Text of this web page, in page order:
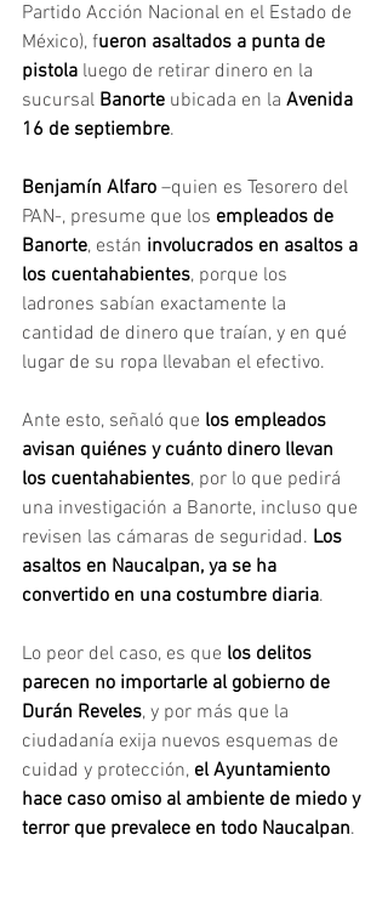
Partido Acción Nacional en el Estado de
México), fueron asaltados a punta de
pistola luego de retirar dinero en la
sucursal Banorte ubicada en la Avenida
16 de septiembre.
Benjamín Alfaro –quien es Tesorero del
PAN-, presume que los empleados de
Banorte, están involucrados en asaltos a
los cuentahabientes, porque los
ladrones sabían exactamente la
cantidad de dinero que traían, y en qué
lugar de su ropa llevaban el efectivo.
Ante esto, señaló que los empleados
avisan quiénes y cuánto dinero llevan
los cuentahabientes, por lo que pedirá
una investigación a Banorte, incluso que
revisen las cámaras de seguridad. Los
asaltos en Naucalpan, ya se ha
convertido en una costumbre diaria.
Lo peor del caso, es que los delitos
parecen no importarle al gobierno de
Durán Reveles, y por más que la
ciudadanía exija nuevos esquemas de
cuidad y protección, el Ayuntamiento
hace caso omiso al ambiente de miedo y
terror que prevalece en todo Naucalpan.